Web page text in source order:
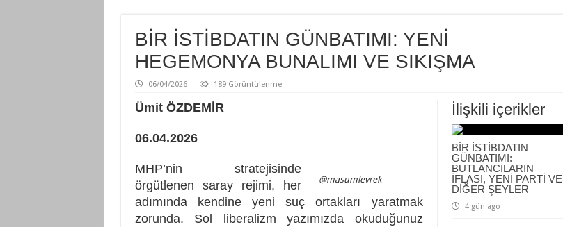
BİR İSTİBDATIN GÜNBATIMI: YENİ
HEGEMONYA BUNALIMI VE SIKIŞMA
06/04/2026 189 Görüntülenme
İlişkili içerikler
BİR İSTİBDATIN
GÜNBATIMI:
BUTLANCILARIN
İFLASI, YENİ PARTİ VE
DİĞER ŞEYLER
4 gün ago
Ümit ÖZDEMİR
06.04.2026
@masumlevrek
MHP’nin stratejisinde
örgütlenen saray rejimi, her
adımında kendine yeni suç ortakları yaratmak
zorunda. Sol liberalizm yazımızda okuduğunuz